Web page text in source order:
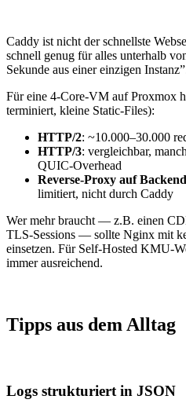
Caddy ist nicht der schnellste
schnell genug für alles unterhalb
Sekunde aus einer einzigen
Für eine 4-Core-VM auf Proxmox
terminiert, kleine Static-Files):
HTTP/2: ~10.000–30.000
HTTP/3: vergleichbar,
QUIC-Overhead
Reverse-Proxy auf Backend
limitiert, nicht durch Caddy
Wer mehr braucht — z.B. einen
TLS-Sessions — sollte Nginx mit
einsetzen. Für Self-Hosted KMU-
immer ausreichend.
Tipps aus dem Alltag
Logs strukturiert in JSON